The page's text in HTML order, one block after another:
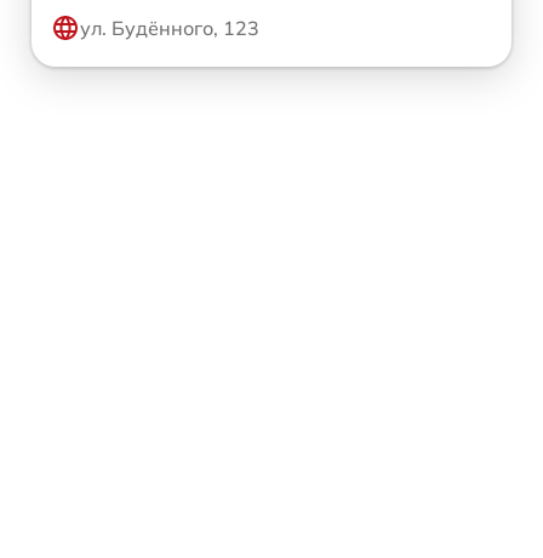
ул. Будённого, 123